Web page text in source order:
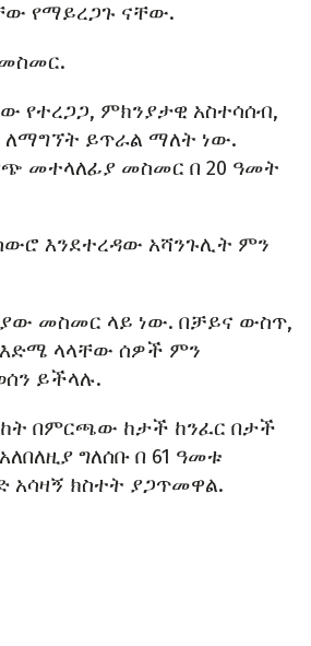
የማይረጋጉ ናቸው.
የተረጋጋ, ምክንያታዊ አስተሳሰብ,
ይጥራል ማለት ነው.
መተላለፊያ መስመር በ 20 ዓመት
እንደተረዳው አሻንጉሊት ምን
መስመር ላይ ነው. በቻይና ውስጥ,
እድሜ ላላቸው ሰዎች ምን
ይችላሉ.
በምርጫው ከታች ከንፈር በታች
ግለሰቡ በ 61 ዓመቱ
አሳዛኝ ክስተት ያጋጥመዋል.